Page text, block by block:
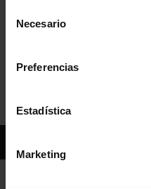
Necesario
Preferencias
Estadística
Marketing